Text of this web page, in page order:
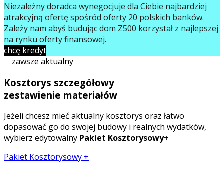
Niezależny doradca wynegocjuje dla Ciebie najbardziej
atrakcyjną ofertę spośród oferty 20 polskich banków.
Zależy nam abyś budując dom Z500 korzystał z najlepszej
na rynku oferty finansowej.
chcę kredyt
zawsze aktualny
Kosztorys szczegółowy
zestawienie materiałów
Jeżeli chcesz mieć aktualny kosztorys oraz łatwo
dopasować go do swojej budowy i realnych wydatków,
wybierz edytowalny Pakiet Kosztorysowy+
Pakiet Kosztorysowy +